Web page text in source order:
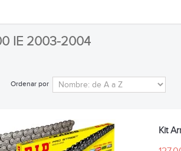
IE 2003-2004
Ordenar por
Kit